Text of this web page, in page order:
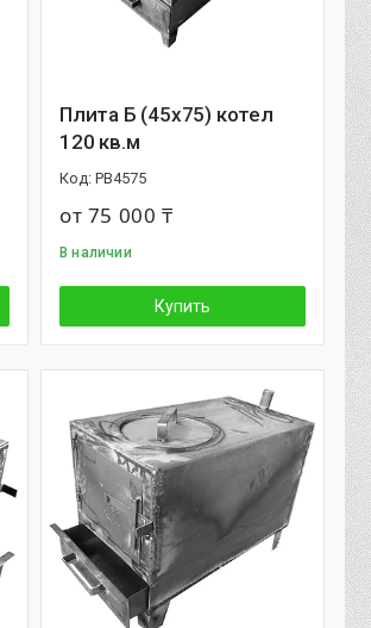
Плита Б (45х75) котел
120 кв.м
PB4575
от 75 000 ₸
В наличии
Купить